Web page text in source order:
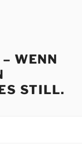
WENN
STILL.